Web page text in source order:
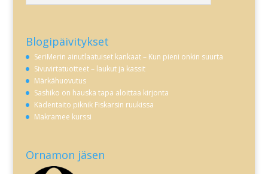
Blogipäivitykset
SeriMerin ainutlaatuiset kankaat – Kun pieni onkin suurta
Sivuvirtatuotteet – laukut ja kassit
Märkähuovutus
Sashiko on hauska tapa aloittaa kirjonta
Kädentaito piknik Fiskarsin ruukissa
Makramee kurssi
Ornamon jäsen